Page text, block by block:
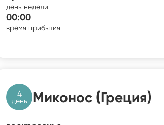
день недели
00:00
время прибытия
4
день Миконос (Греция)